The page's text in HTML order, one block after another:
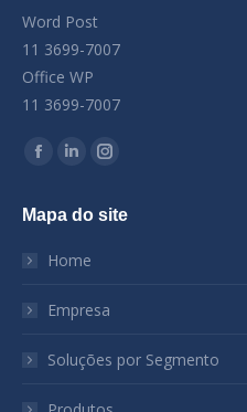
Word Post
11 3699-7007
Office WP
11 3699-7007
Encontre-nos em:
Facebook
opens
window
Linkedin
opens
window
Instagram
opens
window
Mapa do site
Home
Empresa
Soluções por Segmento